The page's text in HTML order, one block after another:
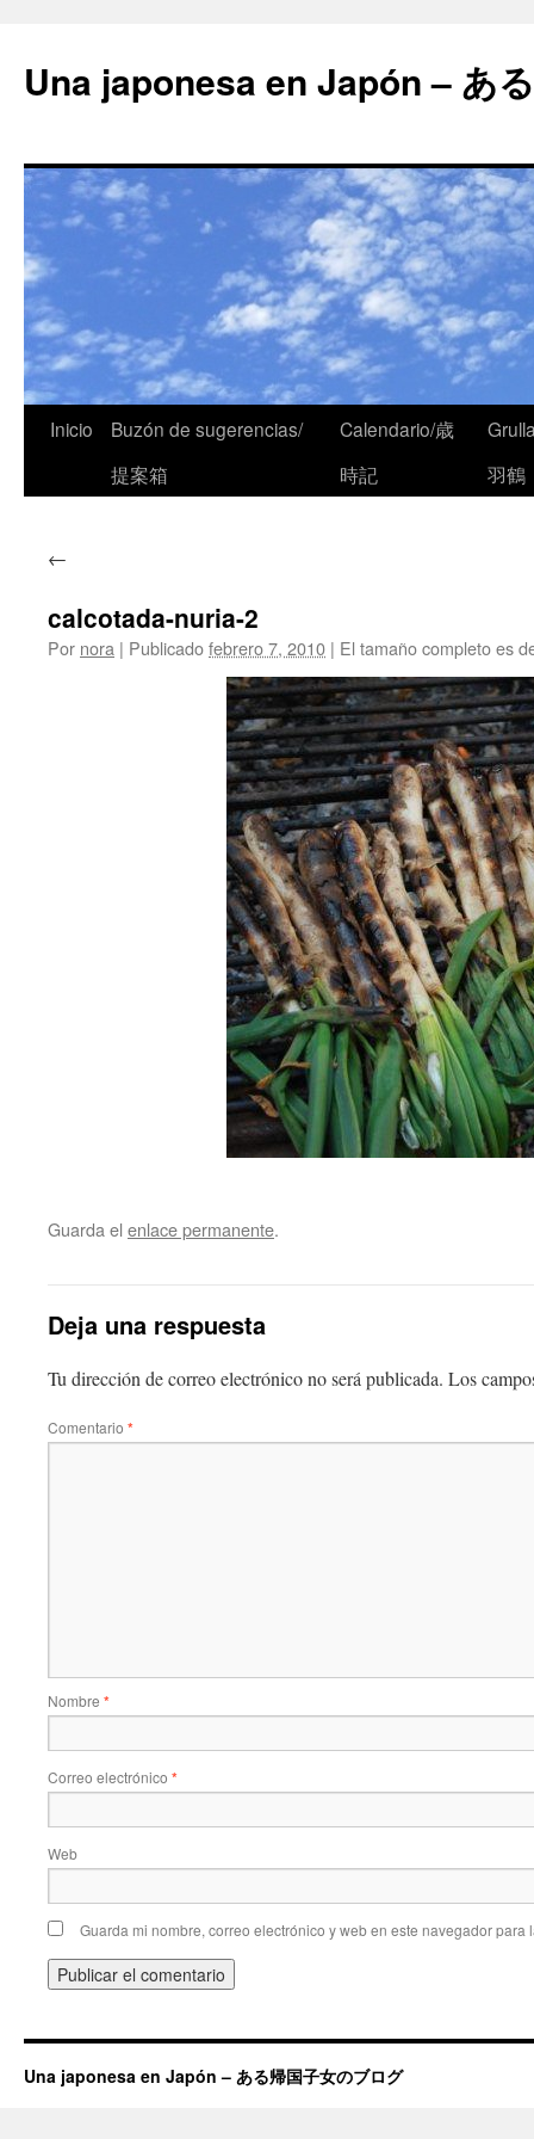
Una japonesa en Japón – あ
Saltar
Inicio
Buzón de sugerencias/
提案箱
Calendario/歳
時記
羽鶴
←
calcotada-nuria-2
Por nora | Publicadofebrero 7, 2010 | El tamaño completo es
Guarda el enlace permanente.
Deja una respuesta
Tu dirección de correo electrónico no será publicada. Los
Comentario *
Nombre *
Correo electrónico *
Web
Guarda mi nombre, correo electrónico y web en este navegador para
Una japonesa en Japón – ある帰国子女のブログ